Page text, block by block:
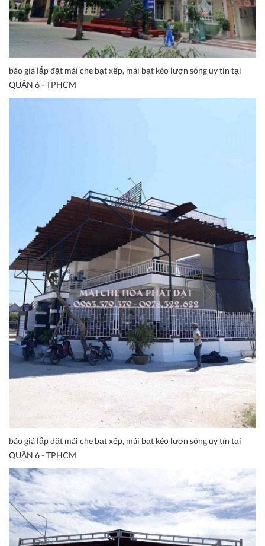
báo giá lắp đặt mái che bạt xếp, mái bạt kéo lượn sóng uy tín tại
QUẬN 6 - TPHCM
báo giá lắp đặt mái che bạt xếp, mái bạt kéo lượn sóng uy tín tại
QUẬN 6 - TPHCM